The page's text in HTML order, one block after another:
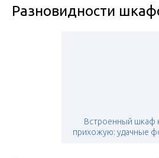
Разновидности
Встроенный шкаф
прихожую: удачные